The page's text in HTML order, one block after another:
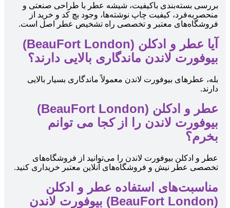
بررسی بسته‌بندی باکیفیت، شیشه عطر با طراحی صنعتی و
منحصربه‌فرد، کیفیت چاپ نوشته‌ها، وجود بچ کد و خرید از
فروشگاه‌های معتبر و تخصصی راه تشخیص عطر اصل است.
آیا عطر و ادکلن (BeauFort London)
بیوفورت لاندن ماندگاری بالایی دارند؟
بله، عطرهای بیوفورت لاندن معمولاً ماندگاری بسیار بالایی
دارند.
عطر و ادکلن (BeauFort London)
بیوفورت لاندن را از کجا می توانم
بخرم؟
عطر و ادکلن بیوفورت لاندن را می‌توانید از فروشگاه‌های
تخصصی عطر نیش و فروشگاه‌های آنلاین معتبر خریداری کنید.
مناسبت‌های استفاده عطر و ادکلن
(BeauFort London) بیوفورت لاندن